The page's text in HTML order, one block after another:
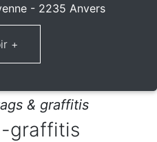
- 2235 Anvers
& graffitis
graffitis